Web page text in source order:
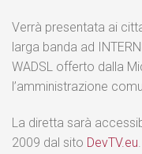
Verrà presentata ai
larga banda ad
WADSL offerto dalla
l’amministrazione
La diretta sarà
2009 dal sito DevTV.eu.